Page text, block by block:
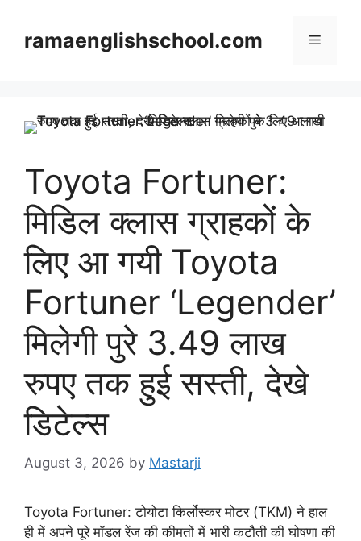
contentramaenglishschool.com Menu
Toyota Fortuner:
मिडिल क्लास ग्राहकों के
लिए आ गयी Toyota
Fortuner ‘Legender’
मिलेगी पुरे 3.49 लाख
रुपए तक हुई सस्ती, देखे
डिटेल्स
August 3, 2026 by Mastarji
Toyota Fortuner: टोयोटा किर्लोस्कर मोटर (TKM) ने हाल
ही में अपने पूरे मॉडल रेंज की कीमतों में भारी कटौती की घोषणा की